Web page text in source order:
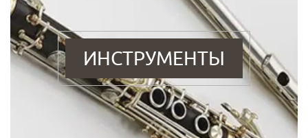
ИНСТРУМЕНТЫ